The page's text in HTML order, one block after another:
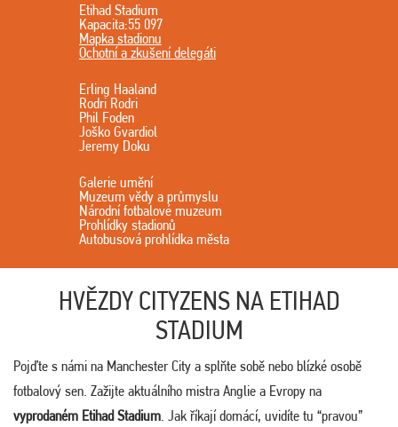
Etihad Stadium
Kapacita:55 097
Mapka stadionu
Ochotní a zkušení delegáti
Erling Haaland
Rodri Rodri
Phil Foden
Joško Gvardiol
Jeremy Doku
Galerie umění
Muzeum vědy a průmyslu
Národní fotbalové muzeum
Prohlídky stadionů
Autobusová prohlídka města
HVĚZDY CITYZENS NA ETIHAD
STADIUM
Pojďte s námi na Manchester City a splňte sobě nebo blízké osobě
fotbalový sen. Zažijte aktuálního mistra Anglie a Evropy na
vyprodaném Etihad Stadium. Jak říkají domácí, uvidíte tu “pravou”